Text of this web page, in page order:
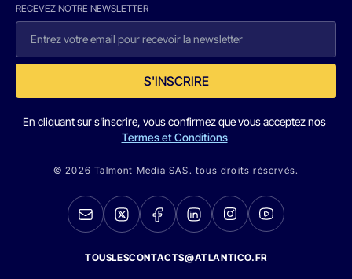
RECEVEZ NOTRE NEWSLETTER
S'INSCRIRE
En cliquant sur s'inscrire, vous confirmez que vous acceptez nos
Termes et Conditions
© 2026 Talmont Media SAS. tous droits réservés.
TOUSLESCONTACTS@ATLANTICO.FR